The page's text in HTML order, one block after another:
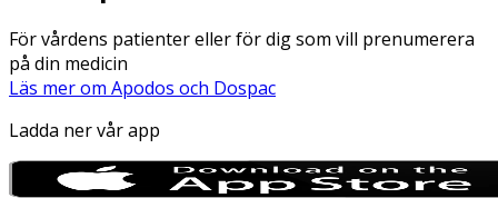
För vårdens patienter eller för dig som vill prenumerera
på din medicin
Läs mer om Apodos och Dospac
Ladda ner vår app